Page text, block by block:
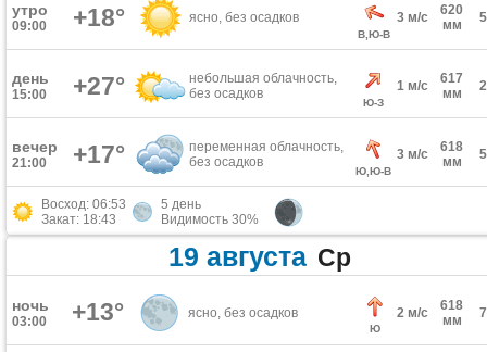
утро
09:00 +18° ясно, без осадков
В,Ю-В
3 м/с
620
мм
день
15:00 +27°
небольшая облачность,
без осадков
Ю-З
1 м/с
617
мм
вечер
21:00 +17°
переменная облачность,
без осадков
Ю,Ю-В
3 м/с
618
мм
Восход: 06:53
Закат: 18:43
5 день
Видимость 30%
19 августа Ср
ночь
03:00 +13° ясно, без осадков
Ю
2 м/с
618
мм